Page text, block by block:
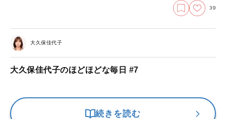
39
大久保佳代子
大久保佳代子のほどほどな毎日 #7
続きを読む